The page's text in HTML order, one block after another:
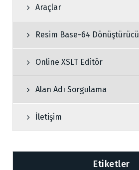
Araçlar
Resim Base-64 Dönüştürücü
Online XSLT Editör
Alan Adı Sorgulama
İletişim
Etiketler